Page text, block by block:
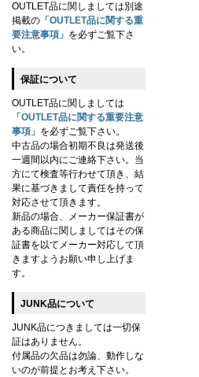
OUTLET品に関しましては別途
掲載の 「OUTLET品に関する重
要注意事項」 を必ずご覧下さ
い。
保証について
OUTLET品に関しましては
「OUTLET品に関する重要注意
事項」 を必ずご覧下さい。
中古品の場合初期不良は発送後
一週間以内にご連絡下さい。当
方にて検査等行わせて頂き、結
果に基づきまして責任を持って
対応させて頂きます。
新品の場合、メーカー保証書が
ある商品に関しましてはその保
証書を以てメーカー対応して頂
きますようお願い申し上げま
す。
JUNK品について
JUNK品につきましては一切保
証はありません。
付属品の欠品は勿論、動作しな
いのが前提とお考え下さい。